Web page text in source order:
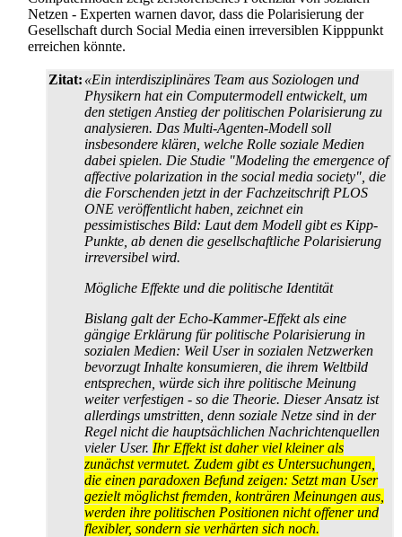
Netzen - Experten warnen davor, dass die Polarisierung der
Gesellschaft durch Social Media einen irreversiblen Kipppunkt
erreichen könnte.
Zitat: «Ein interdisziplinäres Team aus Soziologen und
Physikern hat ein Computermodell entwickelt, um
den stetigen Anstieg der politischen Polarisierung zu
analysieren. Das Multi-Agenten-Modell soll
insbesondere klären, welche Rolle soziale Medien
dabei spielen. Die Studie "Modeling the emergence of
affective polarization in the social media society", die
die Forschenden jetzt in der Fach­zeit­schrift PLOS
ONE veröffentlicht haben, zeichnet ein
pessimistisches Bild: Laut dem Modell gibt es Kipp-
Punkte, ab denen die gesellschaftliche Polarisierung
irreversibel wird.
Mögliche Effekte und die politische Identität
Bislang galt der Echo-Kammer-Effekt als eine
gängige Erklärung für politische Polarisierung in
sozialen Medien: Weil User in sozialen Netzwerken
bevorzugt Inhalte konsumieren, die ihrem Weltbild
entsprechen, würde sich ihre politische Meinung
weiter verfestigen - so die Theorie. Dieser Ansatz ist
allerdings umstritten, denn soziale Netze sind in der
Regel nicht die hauptsächlichen Nachrichten­quellen
vieler User. Ihr Effekt ist daher viel kleiner als
zunächst vermutet. Zudem gibt es Untersuchungen,
die einen paradoxen Befund zeigen: Setzt man User
gezielt möglichst fremden, konträren Meinungen aus,
werden ihre politischen Positionen nicht offener und
flexibler, sondern sie verhärten sich noch.